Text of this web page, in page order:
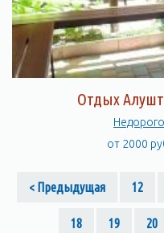
Отдых
от 2000
< Предыдущая 12
18 19 20